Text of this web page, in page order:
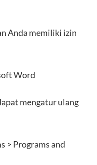
Anda memiliki izin
Word
mengatur ulang
> Programs and